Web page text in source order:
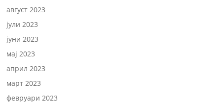
август 2023
јули 2023
јуни 2023
мај 2023
април 2023
март 2023
февруари 2023